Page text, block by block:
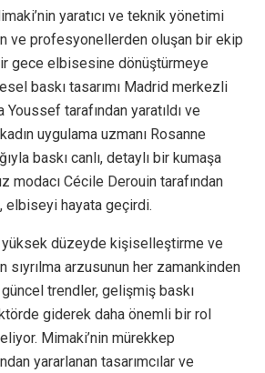
yaratıcı ve teknik yönetimi
ve profesyonellerden oluşan bir ekip
gece elbisesine dönüştürmeye
baskı tasarımı Madrid merkezli
tarafından yaratıldı ve
uygulama uzmanı Rosanne
baskı canlı, detaylı bir kumaşa
modacı Cécile Derouin tarafından
elbiseyi hayata geçirdi.
düzeyde kişiselleştirme ve
sıyrılma arzusunun her zamankinden
trendler, gelişmiş baskı
giderek daha önemli bir rol
Mimaki’nin mürekkep
yararlanan tasarımcılar ve